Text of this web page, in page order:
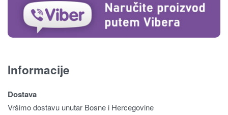
Informacije
Dostava
Vršimo dostavu unutar Bosne i Hercegovine